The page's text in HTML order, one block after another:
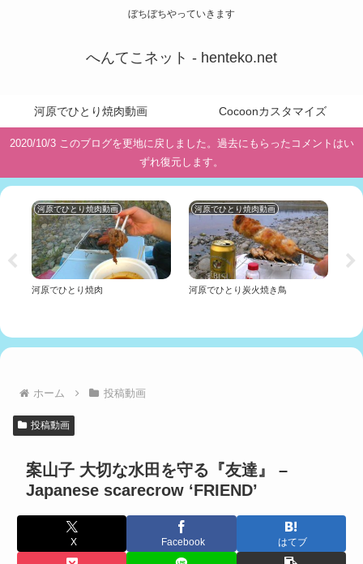
ぼちぼちやっていきます
へんてこネット - henteko.net
河原でひとり焼肉動画 Cocoonカスタマイズ
2020/10/3 このブログを更地に戻しました。過去にもらったコメントはい
ずれ復元します。
河原でひとり焼肉動画
河原でひとり焼肉
河原でひとり焼肉動画
河原でひとり炭火焼き鳥
ホーム 投稿動画
投稿動画
案山子 大切な水田を守る『友達』 –
Japanese scarecrow ‘FRIEND’
X Facebook はてブ